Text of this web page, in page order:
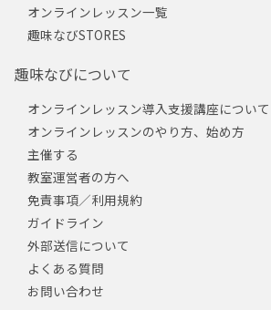
オンラインレッスン一覧
趣味なびSTORES
趣味なびについて
オンラインレッスン導入支援講座について
オンラインレッスンのやり方、始め方
主催する
教室運営者の方へ
免責事項／利用規約
ガイドライン
外部送信について
よくある質問
お問い合わせ